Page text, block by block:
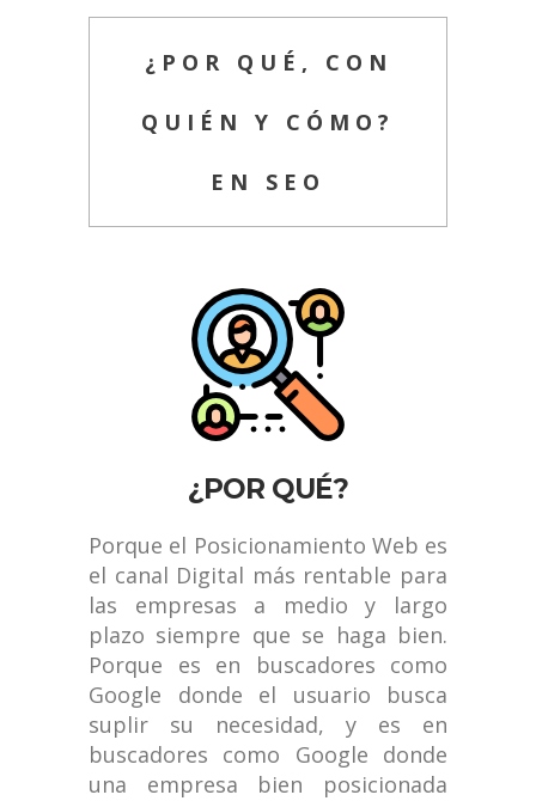
¿POR QUÉ, CON
QUIÉN Y CÓMO?
EN SEO
¿POR QUÉ?
Porque el Posicionamiento Web es
el canal Digital más rentable para
las empresas a medio y largo
plazo siempre que se haga bien.
Porque es en buscadores como
Google donde el usuario busca
suplir su necesidad, y es en
buscadores como Google donde
una empresa bien posicionada